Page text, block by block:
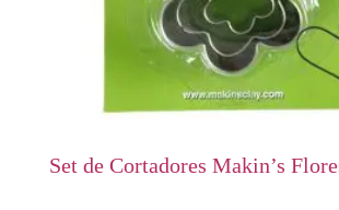
Set de Cortadores Makin’s